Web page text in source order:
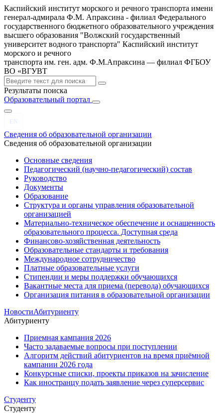
Каспийский институт морского и речного транспорта имени
генерал-адмирала Ф.М. Апраксина - филиал Федерального
государственного бюджетного образовательного учреждения
высшего образования "Волжский государственный
университет водного транспорта" Каспийский институт
морского и речного
транспорта им. ген. адм. Ф.М.Апраксина — филиал ФГБОУ
ВО «ВГУВТ
Результаты поиска
Образовательный портал
Сведения об образовательной организации
Сведения об образовательной организации
Основные сведения
Педагогический (научно-педагогический) состав
Руководство
Документы
Образование
Структура и органы управления образовательной
организацией
Материально-техническое обеспечение и оснащенность
образовательного процесса. Доступная среда
Финансово-хозяйственная деятельность
Образовательные стандарты и требования
Международное сотрудничество
Платные образовательные услуги
Стипендии и меры поддержки обучающихся
Вакантные места для приема (перевода) обучающихся
Организация питания в образовательной организации
НовостиАбитуриенту
Абитуриенту
Приемная кампания 2026
Часто задаваемые вопросы при поступлении
Алгоритм действий абитуриентов на время приёмной
кампании 2026 года
Конкурсные списки, проекты приказов на зачисление
Как иностранцу подать заявление через суперсервис
Студенту
Студенту